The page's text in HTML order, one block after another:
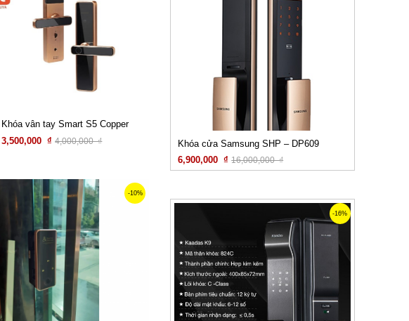
Khóa vân tay Smart S5 Copper
3,500,000 ₫4,000,000 ₫
-10%
Khóa cửa Samsung SHP – DP609
6,900,000 ₫16,000,000 ₫
-16%